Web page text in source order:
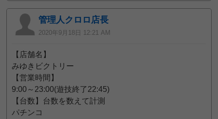
管理人クロロ店長
2020年9月18日 12:21 AM
【店舗名】
みゆきビクトリー
【営業時間】
9:00～23:00(遊技終了22:45)
【台数】台数を数えて計測
パチンコ